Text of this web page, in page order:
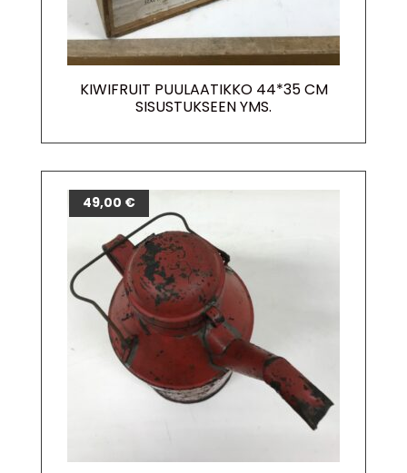
KIWIFRUIT PUULAATIKKO 44*35 CM
SISUSTUKSEEN YMS.
49,00 €